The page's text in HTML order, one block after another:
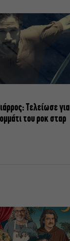
Τελείωσε για
του ροκ σταρ